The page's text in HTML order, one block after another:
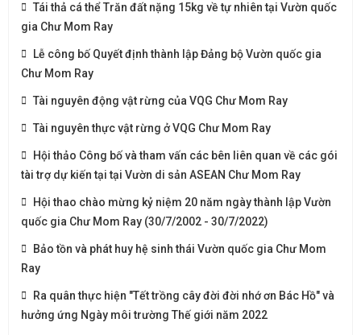
Tái thả cá thể Trăn đất nặng 15kg về tự nhiên tại Vườn quốc
gia Chư Mom Ray
Lễ công bố Quyết định thành lập Đảng bộ Vườn quốc gia
Chư Mom Ray
Tài nguyên động vật rừng của VQG Chư Mom Ray
Tài nguyên thực vật rừng ở VQG Chư Mom Ray
Hội thảo Công bố và tham vấn các bên liên quan về các gói
tài trợ dự kiến tại tại Vườn di sản ASEAN Chư Mom Ray
Hội thao chào mừng kỷ niệm 20 năm ngày thành lập Vườn
quốc gia Chư Mom Ray (30/7/2002 - 30/7/2022)
Bảo tồn và phát huy hệ sinh thái Vườn quốc gia Chư Mom
Ray
Ra quân thực hiện "Tết trồng cây đời đời nhớ ơn Bác Hồ" và
hưởng ứng Ngày môi trường Thế giới năm 2022